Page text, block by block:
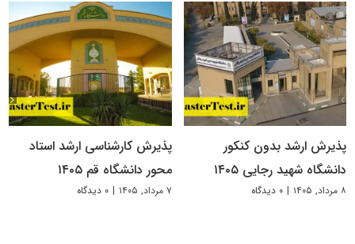
پذیرش ارشد بدون کنکور
دانشگاه شهید رجایی ۱۴۰۵
۸ مرداد, ۱۴۰۵ | ۰ دیدگاه
پذیرش کارشناسی ارشد استاد
محور دانشگاه قم ۱۴۰۵
۷ مرداد, ۱۴۰۵ | ۰ دیدگاه